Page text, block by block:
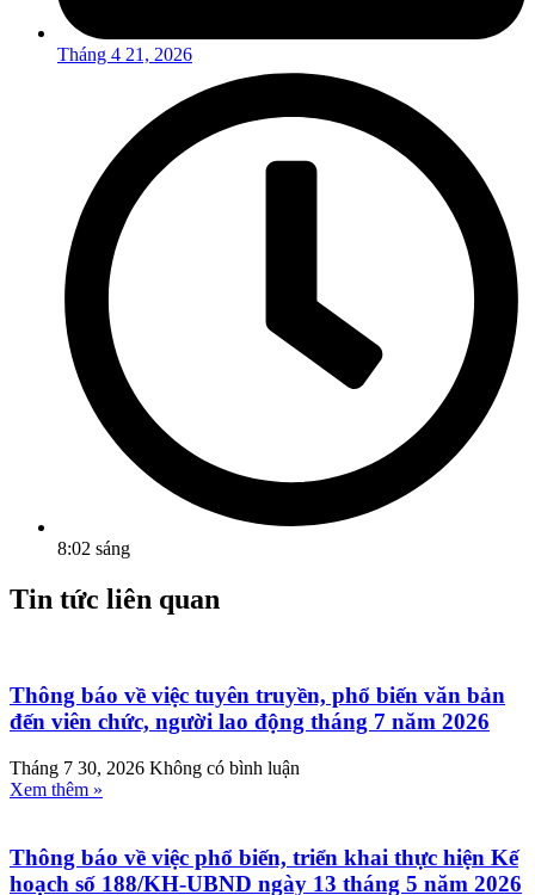
Tháng 4 21, 2026
8:02 sáng
Tin tức liên quan
Thông báo về việc tuyên truyền, phổ biến văn bản
đến viên chức, người lao động tháng 7 năm 2026
Tháng 7 30, 2026 Không có bình luận
Xem thêm »
Thông báo về việc phổ biến, triển khai thực hiện Kế
hoạch số 188/KH-UBND ngày 13 tháng 5 năm 2026